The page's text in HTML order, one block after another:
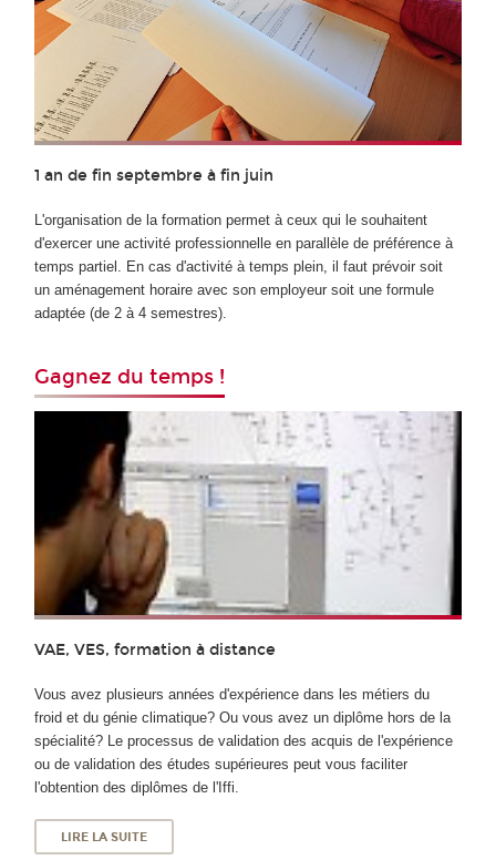
1 an de fin septembre à fin juin
L'organisation de la formation permet à ceux qui le souhaitent
d'exercer une activité professionnelle en parallèle de préférence à
temps partiel. En cas d'activité à temps plein, il faut prévoir soit
un aménagement horaire avec son employeur soit une formule
adaptée (de 2 à 4 semestres).
Gagnez du temps !
VAE, VES, formation à distance
Vous avez plusieurs années d'expérience dans les métiers du
froid et du génie climatique? Ou vous avez un diplôme hors de la
spécialité? Le processus de validation des acquis de l'expérience
ou de validation des études supérieures peut vous faciliter
l'obtention des diplômes de l'Iffi.
LIRE LA SUITE